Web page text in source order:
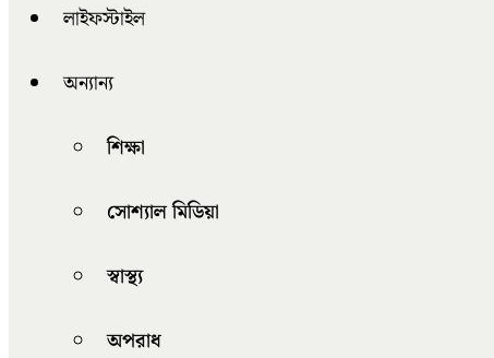
লাইফস্টাইল
অন্যান্য
শিক্ষা
সোশ্যাল মিডিয়া
স্বাস্থ্য
অপরাধ